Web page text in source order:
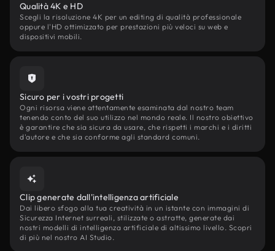
Qualità 4K e HD
Scegli la risoluzione 4K per un editing di qualità professionale
oppure l'HD ottimizzato per prestazioni più veloci su web e
dispositivi mobili.
Sicuro per i vostri progetti
Ogni risorsa viene attentamente esaminata dal nostro team
tenendo conto del suo utilizzo nel mondo reale. Il nostro obiettivo
è garantire che sia sicura da usare, che rispetti i marchi e i diritti
d'autore e che sia conforme agli standard comuni.
Clip generate dall'intelligenza artificiale
Dai libero sfogo alla tua creatività in un istante con immagini di
Sicurezza Internet surreali, stilizzate o astratte, generate dai
nostri modelli di intelligenza artificiale di altissimo livello. Scopri
di più nel nostro AI Studio.